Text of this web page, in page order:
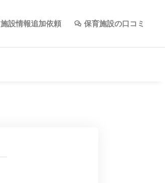
施設情報追加依頼 保育施設の口コミ